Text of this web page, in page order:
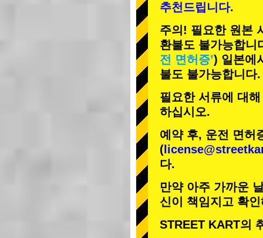
추천드립니다.
주의! 필요한 원본
환불도 불가능합니
전 면허증’) 일본에
불도 불가능합니다.
필요한 서류에 대
하십시오.
예약 후, 운전 면허
(
다.
만약 아주 가까운
신이 책임지고 확
STREET KART의